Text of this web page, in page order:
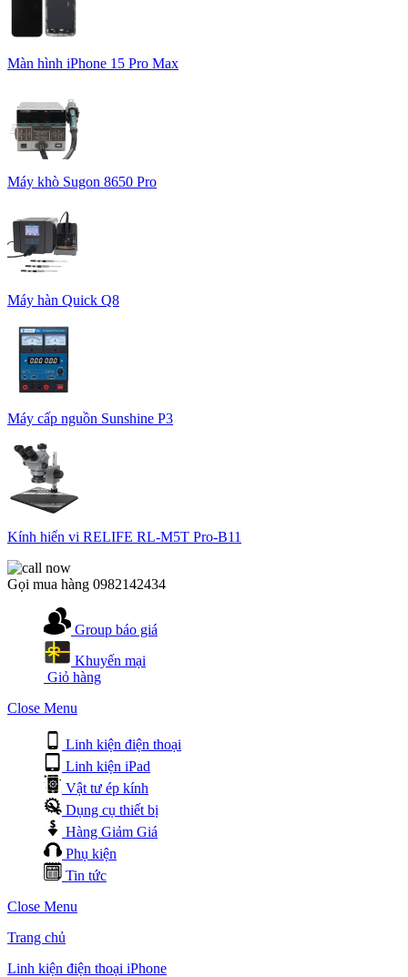
Màn hình iPhone 15 Pro Max
Máy khò Sugon 8650 Pro
Máy hàn Quick Q8
Máy cấp nguồn Sunshine P3
Kính hiển vi RELIFE RL-M5T Pro-B11
Gọi mua hàng 0982142434
Group báo giá
Khuyến mại
Giỏ hàng
Close Menu
Linh kiện điện thoại
Linh kiện iPad
Vật tư ép kính
Dụng cụ thiết bị
Hàng Giảm Giá
Phụ kiện
Tin tức
Close Menu
Trang chủ
Linh kiện điện thoại iPhone